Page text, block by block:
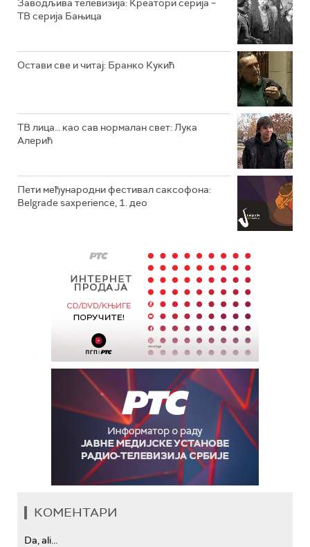
Заводљива телевизија: Креатори серија –
ТВ серија Бањица
Остави све и читај: Бранко Кукић
ТВ лица… као сав нормалан свет: Лука
Алерић
Пети међународни фестивал саксофона:
Belgrade saxperience, 1. део
КОМЕНТАРИ
Da, ali...